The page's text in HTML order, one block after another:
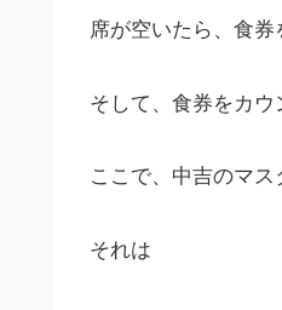
席が空いたら、食券
そして、食券をカウ
ここで、中吉のマス
それは